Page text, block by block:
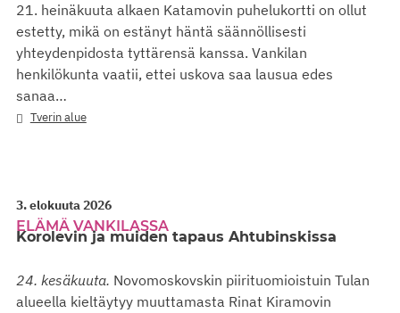
21. heinäkuuta alkaen Katamovin puhelukortti on ollut
estetty, mikä on estänyt häntä säännöllisesti
yhteydenpidosta tyttärensä kanssa. Vankilan
henkilökunta vaatii, ettei uskova saa lausua edes
sanaa…
Tverin alue
3. elokuuta 2026
ELÄMÄ VANKILASSA
Korolevin ja muiden tapaus Ahtubinskissa
24. kesäkuuta. Novomoskovskin piirituomioistuin Tulan
alueella kieltäytyy muuttamasta Rinat Kiramovin